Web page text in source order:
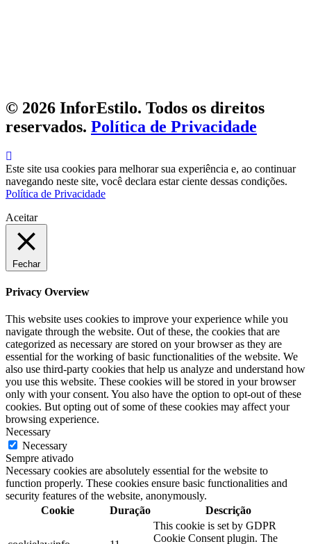
© 2026 InforEstilo. Todos os direitos
reservados. Política de Privacidade
Este site usa cookies para melhorar sua experiência e, ao continuar
navegando neste site, você declara estar ciente dessas condições.
Política de Privacidade
Aceitar
Fechar
Privacy Overview
This website uses cookies to improve your experience while you
navigate through the website. Out of these, the cookies that are
categorized as necessary are stored on your browser as they are
essential for the working of basic functionalities of the website. We
also use third-party cookies that help us analyze and understand how
you use this website. These cookies will be stored in your browser
only with your consent. You also have the option to opt-out of these
cookies. But opting out of some of these cookies may affect your
browsing experience.
Necessary
Necessary
Sempre ativado
Necessary cookies are absolutely essential for the website to
function properly. These cookies ensure basic functionalities and
security features of the website, anonymously.
Cookie
Duração Descrição
This cookie is set by GDPR
Cookie Consent plugin. The